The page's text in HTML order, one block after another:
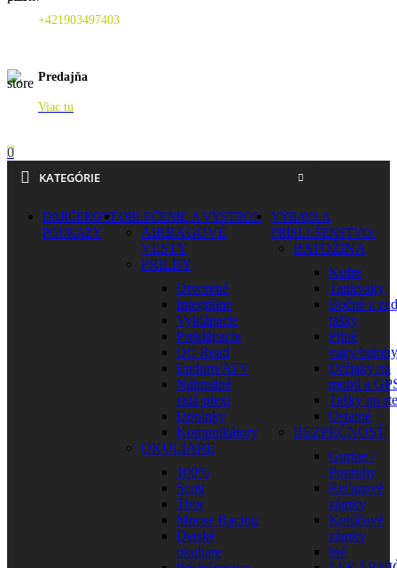
+421903497403
Predajňa
Viac tu
0
KATEGÓRIE
DARČEKOVÉ
POUKAZY
OBLEČENIE A VÝSTROJ
AIRBAGOVÉ
VESTY
PRILBY
Otvorené
Integrálne
Vyklápacie
Preklápacie
Off Road
Enduro/ATV
Náhradné
sklá-plexi
Doplnky
Komunikátory
OKULIARE
100%
Scott
Thor
Moose Racing
Detské
okuliare
VÝBAVA A
PRÍSLUŠENSTVO
BATOŽINA
Kufre
Tankvaky
Bočné a
tašky
Pitné
vaky/batohy
Držiaky na
mobil a
Tašky na
Ostatné
BEZPEČNOSŤ
Gurtne /
Popruhy
Reťazové
zámky
Kotúčové
zámky
Iné